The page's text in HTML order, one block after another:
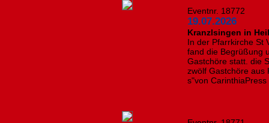
Eventnr. 18772
19.07.2026
Kranzlsingen in
In der Pfarrkirche St
fand die Begrüßung
Gastchöre statt. die
zwölf Gastchöre aus
s"von CarinthiaPress